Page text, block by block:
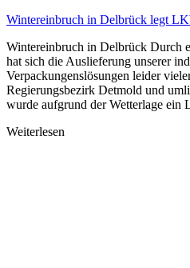
Wintereinbruch in Delbrück legt
Wintereinbruch in Delbrück Durch
hat sich die Auslieferung unserer
Verpackungenslösungen leider
Regierungsbezirk Detmold und
wurde aufgrund der Wetterlage ein
Weiterlesen